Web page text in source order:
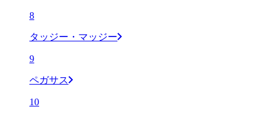
8
タッジー・マッジー
9
ペガサス
10